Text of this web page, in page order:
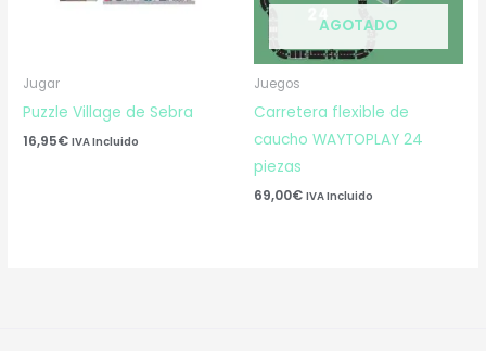
Jugar
Puzzle Village de Sebra
16,95€ IVA Incluido
AGOTADO
Juegos
Carretera flexible de
caucho WAYTOPLAY 24
piezas
69,00€ IVA Incluido